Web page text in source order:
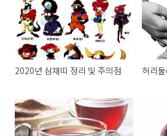
2020년 삼재띠 정리 및 주의점 허리